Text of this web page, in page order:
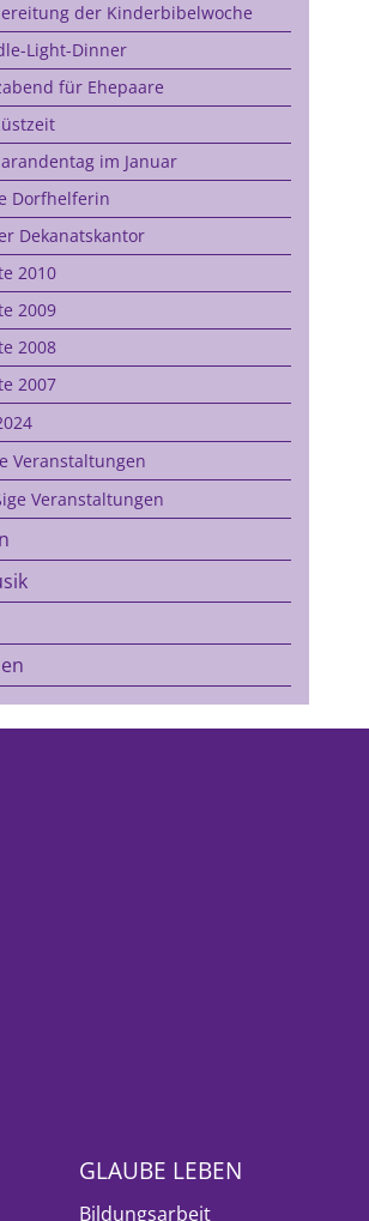
der Kinderbibelwoche
Light-Dinner
für Ehepaare
im Januar
Dorfhelferin
Dekanatskantor
2010
2009
2008
2007
Veranstaltungen
Veranstaltungen
GLAUBE LEBEN
Bildungsarbeit